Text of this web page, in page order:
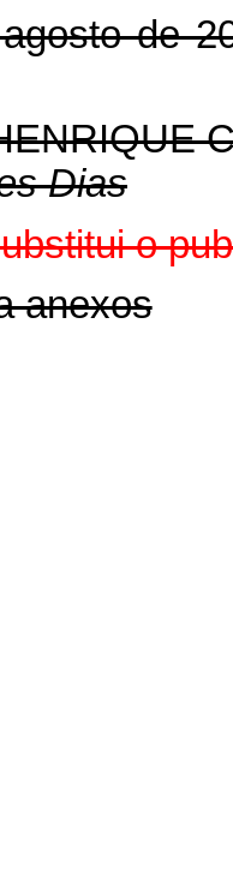
de
Dias
o
anexos